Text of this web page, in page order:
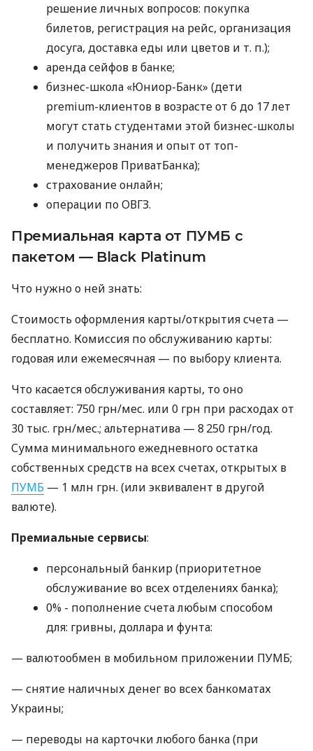
решение личных вопросов: покупка
билетов, регистрация на рейс, организация
досуга, доставка еды или цветов и т. п.);
аренда сейфов в банке;
бизнес-школа «Юниор-Банк» (дети
premium-клиентов в возрасте от 6 до 17 лет
могут стать студентами этой бизнес-школы
и получить знания и опыт от топ-
менеджеров ПриватБанка);
страхование онлайн;
операции по ОВГЗ.
Премиальная карта от ПУМБ с
пакетом — Black Platinum
Что нужно о ней знать:
Стоимость оформления карты/открытия счета —
бесплатно. Комиссия по обслуживанию карты:
годовая или ежемесячная — по выбору клиента.
Что касается обслуживания карты, то оно
составляет: 750 грн/мес. или 0 грн при расходах от
30 тыс. грн/мес.; альтернатива — 8 250 грн/год.
Сумма минимального ежедневного остатка
собственных средств на всех счетах, открытых в
ПУМБ — 1 млн грн. (или эквивалент в другой
валюте).
Премиальные сервисы:
персональный банкир (приоритетное
обслуживание во всех отделениях банка);
0% - пополнение счета любым способом
для: гривны, доллара и фунта:
— валютообмен в мобильном приложении ПУМБ;
— снятие наличных денег во всех банкоматах
Украины;
— переводы на карточки любого банка (при